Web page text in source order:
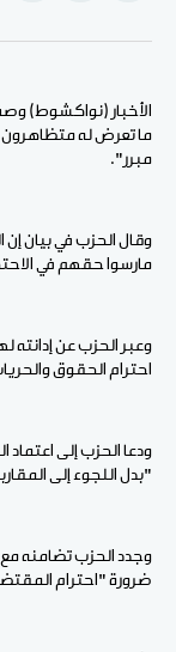
الفيسبوك
الأخبار (نواكشوط)
ما تعرض له
مبرر".
وقال الحزب في بيان إن
مارسوا حقهم في
وعبر الحزب عن
احترام الحقوق
ودعا الحزب إلى اعتماد
"بدل اللجوء إلى
وجدد الحزب تضامنه مع
ضرورة "احترام